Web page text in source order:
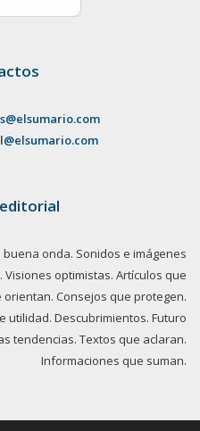
onda. Sonidos e imágenes
optimistas. Artículos que
Consejos que protegen.
utilidad. Descubrimientos. Futuro
tendencias. Textos que aclaran.
Informaciones que suman.